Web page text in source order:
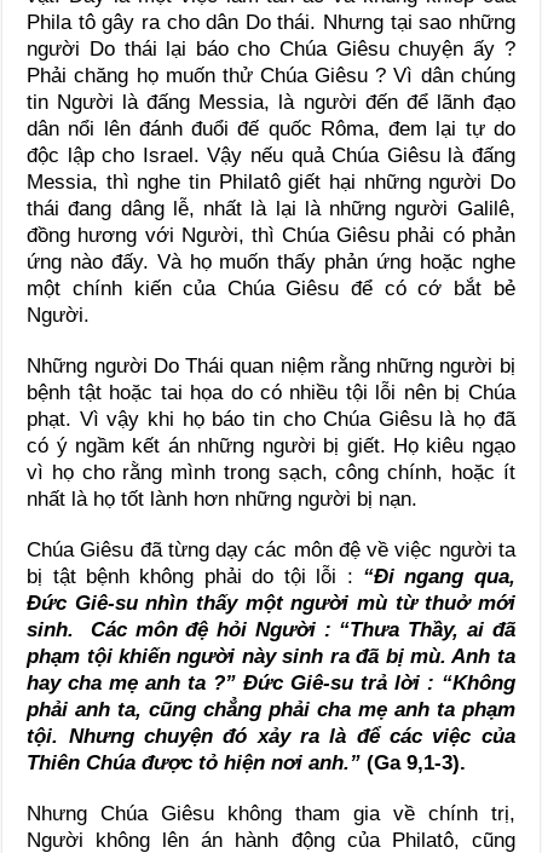
Phila tô gây ra cho dân Do thái. Nhưng tại sao những
người Do thái lại báo cho Chúa Giêsu chuyện ấy ?
Phải chăng họ muốn thử Chúa Giêsu ? Vì dân chúng
tin Người là đấng Messia, là người đến để lãnh đạo
dân nổi lên đánh đuổi đế quốc Rôma, đem lại tự do
độc lập cho Israel. Vậy nếu quả Chúa Giêsu là đấng
Messia, thì nghe tin Philatô giết hại những người Do
thái đang dâng lễ, nhất là lại là những người Galilê,
đồng hương với Người, thì Chúa Giêsu phải có phản
ứng nào đấy. Và họ muốn thấy phản ứng hoặc nghe
một chính kiến của Chúa Giêsu để có cớ bắt bẻ
Người.
Những người Do Thái quan niệm rằng những người bị
bệnh tật hoặc tai họa do có nhiều tội lỗi nên bị Chúa
phạt. Vì vậy khi họ báo tin cho Chúa Giêsu là họ đã
có ý ngầm kết án những người bị giết. Họ kiêu ngạo
vì họ cho rằng mình trong sạch, công chính, hoặc ít
nhất là họ tốt lành hơn những người bị nạn.
Chúa Giêsu đã từng dạy các môn đệ về việc người ta
bị tật bệnh không phải do tội lỗi : “Đi ngang qua,
Đức Giê-su nhìn thấy một người mù từ thuở mới
sinh. Các môn đệ hỏi Người : “Thưa Thầy, ai đã
phạm tội khiến người này sinh ra đã bị mù. Anh ta
hay cha mẹ anh ta ?” Đức Giê-su trả lời : “Không
phải anh ta, cũng chẳng phải cha mẹ anh ta phạm
tội. Nhưng chuyện đó xảy ra là để các việc của
Thiên Chúa được tỏ hiện nơi anh.”(Ga 9,1-3).
Nhưng Chúa Giêsu không tham gia về chính trị,
Người không lên án hành động của Philatô, cũng